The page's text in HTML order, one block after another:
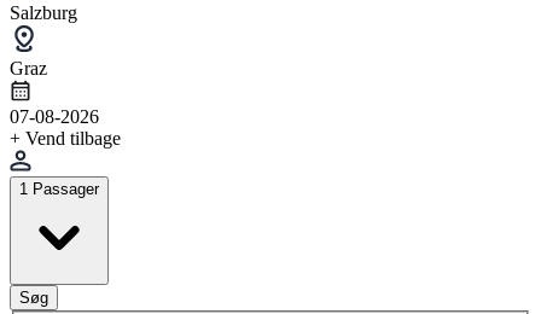
Salzburg
Graz
07-08-2026
+ Vend tilbage
1 Passager
Søg